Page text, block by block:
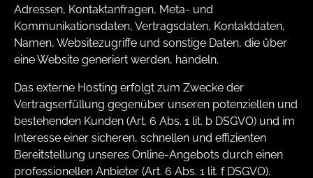
Adressen, Kontaktanfragen, Meta- und
Kommunikationsdaten, Vertragsdaten, Kontaktdaten,
Namen, Websitezugriffe und sonstige Daten, die über
eine Website generiert werden, handeln.
Das externe Hosting erfolgt zum Zwecke der
Vertragserfüllung gegenüber unseren potenziellen und
bestehenden Kunden (Art. 6 Abs. 1 lit. b DSGVO) und im
Interesse einer sicheren, schnellen und effizienten
Bereitstellung unseres Online-Angebots durch einen
professionellen Anbieter (Art. 6 Abs. 1 lit. f DSGVO).